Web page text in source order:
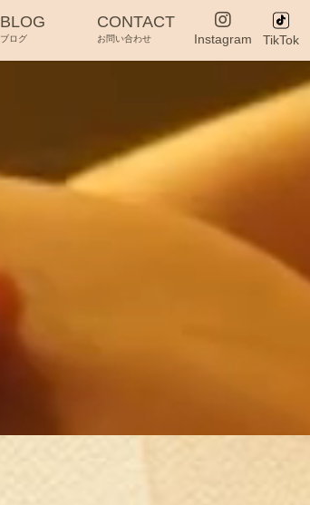
BLOG
ブログ
CONTACT
お問い合わせ Instagram TikTok